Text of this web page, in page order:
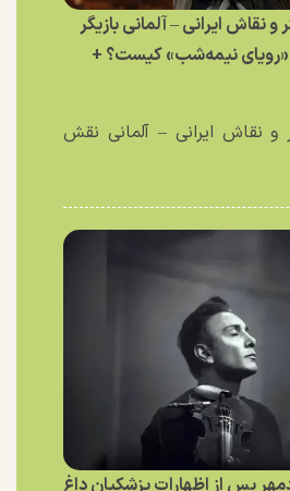
و نقاش ایرانی – آلمانی بازیگر
«رویای نیمه‌شب» کیست؟ +
و نقاش ایرانی – آلمانی نقش